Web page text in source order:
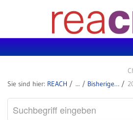
REACH Bisherige Veranstaltungen